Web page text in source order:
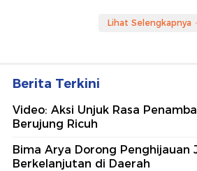
Lihat Selengkapnya
Berita Terkini
Video: Aksi Unjuk Rasa
Berujung Ricuh
Bima Arya Dorong Penghijauan
Berkelanjutan di Daerah